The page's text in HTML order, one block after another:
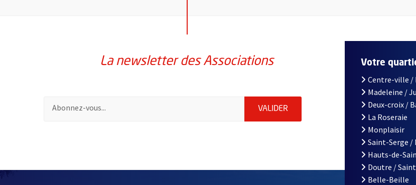
La newsletter des Associations
Pour vous inscrire à la lettre d'information des associations de la ville d'Angers, indiquez votre email
VALIDER ENVOYER MA DEMANDE
Votre
Centre-ville /
Madeleine /
Deux-croix /
La Roseraie
Monplaisir
Saint-Serge /
Hauts-de-
Doutre /
Belle-Beille